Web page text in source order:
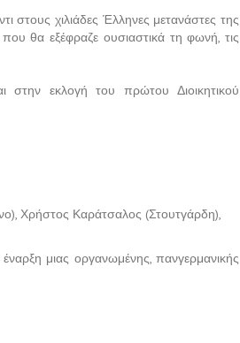
στους χιλιάδες Έλληνες μετανάστες της
θα εξέφραζε ουσιαστικά τη φωνή, τις
στην εκλογή του πρώτου Διοικητικού
Χρήστος Καράτσαλος (Στουτγάρδη),
μιας οργανωμένης, πανγερμανικής